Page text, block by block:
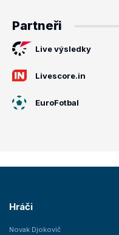
Partneři
Live výsledky
Livescore.in
EuroFotbal
Hráči
Novak Djokovič